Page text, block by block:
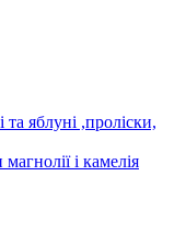
яблуні ,проліски,
і камелія